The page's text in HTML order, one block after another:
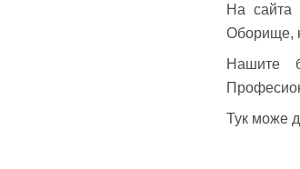
На сайта
Оборище,
Нашите
Тук може